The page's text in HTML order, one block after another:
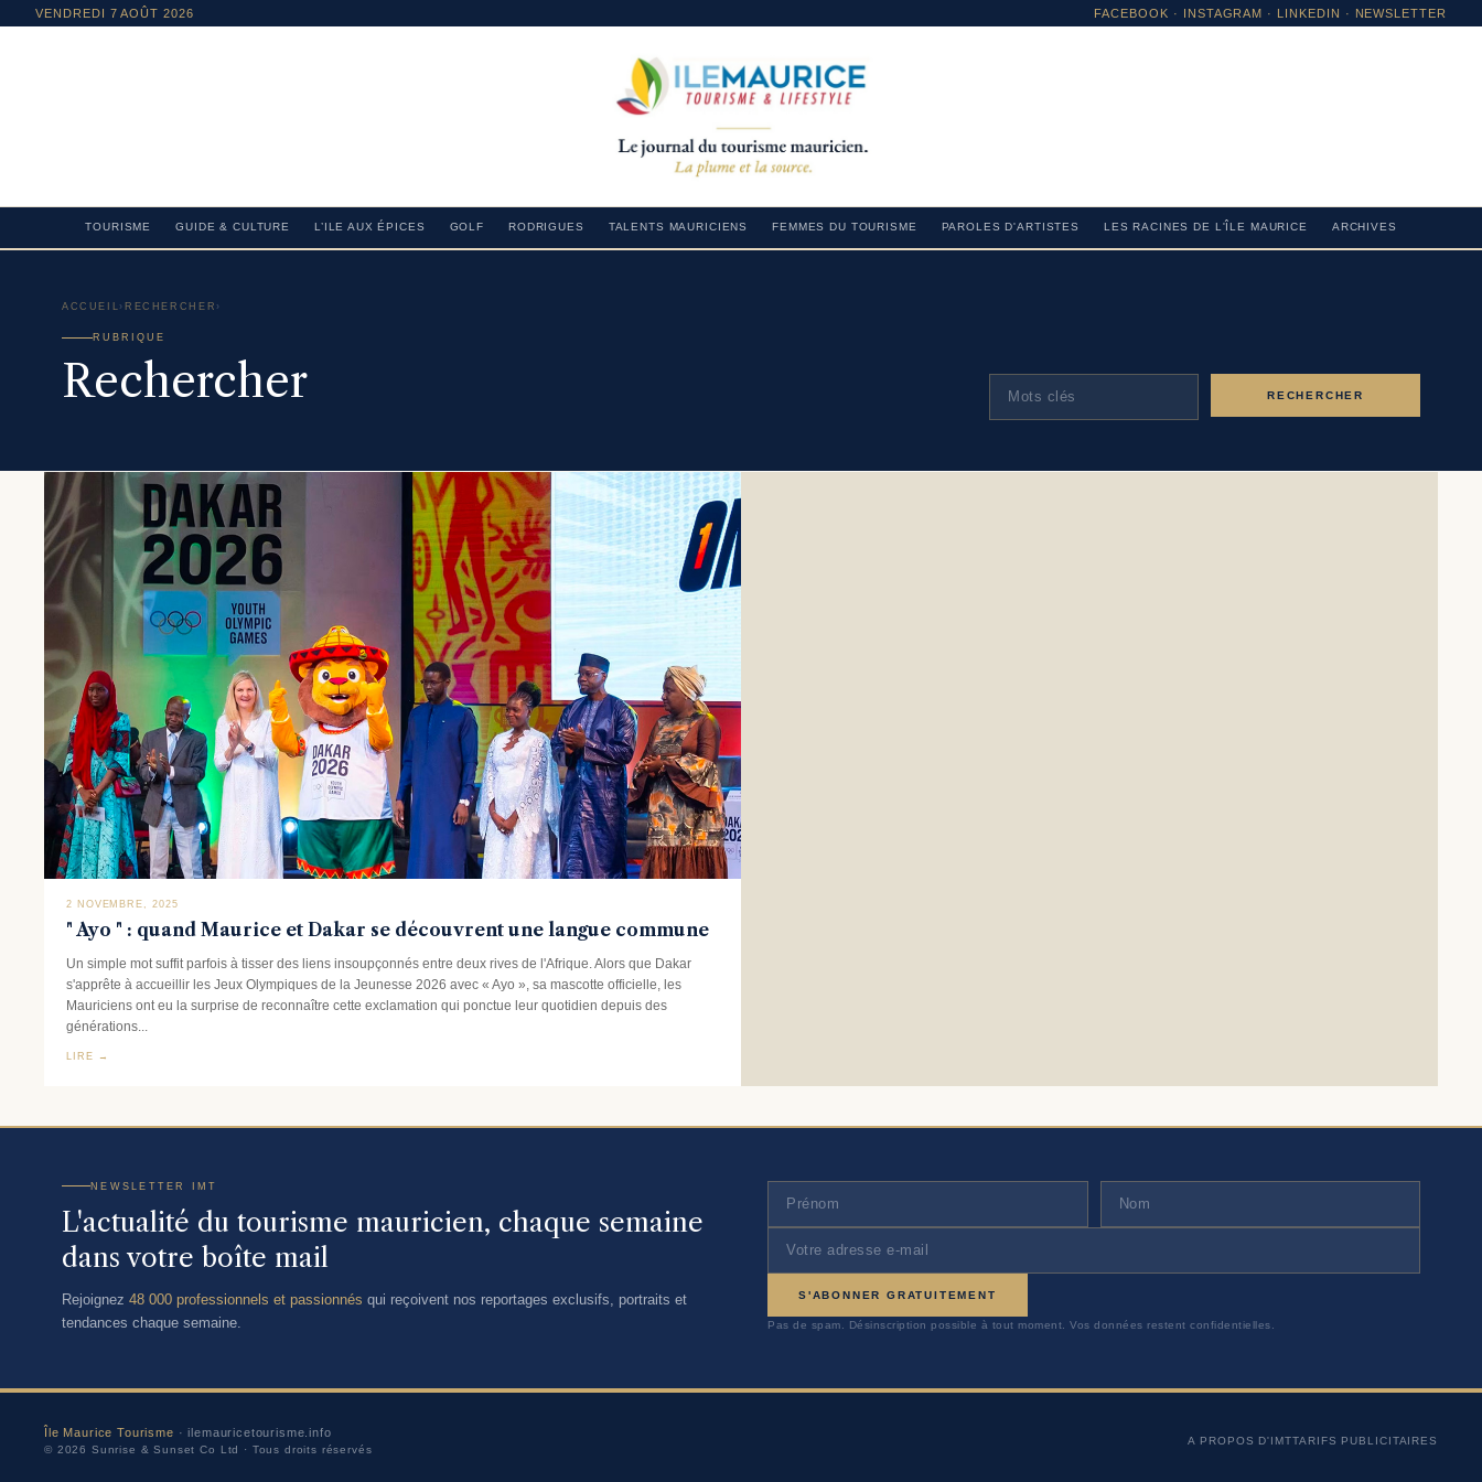
VENDREDI 7 AOÛT 2026 FACEBOOK · INSTAGRAM · LINKEDIN · NEWSLETTER
TOURISME GUIDE & CULTURE L’ILE AUX ÉPICES GOLF RODRIGUES TALENTS MAURICIENS FEMMES DU TOURISME PAROLES D'ARTISTES LES RACINES DE L'ÎLE MAURICE ARCHIVES
ACCUEIL › RECHERCHER ›
RUBRIQUE
Rechercher RECHERCHER
2 NOVEMBRE, 2025
" Ayo " : quand Maurice et Dakar se découvrent une langue commune
Un simple mot suffit parfois à tisser des liens insoupçonnés entre deux rives de l'Afrique. Alors que Dakar
s'apprête à accueillir les Jeux Olympiques de la Jeunesse 2026 avec « Ayo », sa mascotte officielle, les
Mauriciens ont eu la surprise de reconnaître cette exclamation qui ponctue leur quotidien depuis des
générations...
LIRE →
NEWSLETTER IMT
L'actualité du tourisme mauricien, chaque semaine
dans votre boîte mail
Rejoignez 48 000 professionnels et passionnés qui reçoivent nos reportages exclusifs, portraits et
tendances chaque semaine.
S'ABONNER GRATUITEMENT
Pas de spam. Désinscription possible à tout moment. Vos données restent confidentielles.
Île Maurice Tourisme · ilemauricetourisme.info
© 2026 Sunrise & Sunset Co Ltd · Tous droits réservés
A PROPOS D'IMTTARIFS PUBLICITAIRES